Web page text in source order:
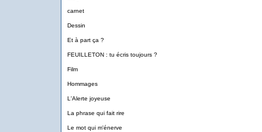
carnet
Dessin
Et à part ça ?
FEUILLETON : tu écris toujours ?
Film
Hommages
L'Alerte joyeuse
La phrase qui fait rire
Le mot qui m'énerve